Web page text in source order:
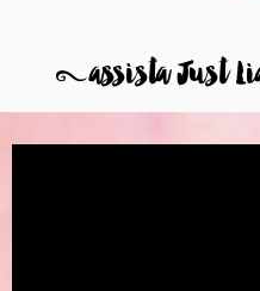
8assista Just